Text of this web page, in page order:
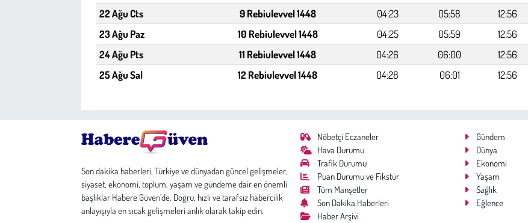
22 Ağu Cts
9 Rebiulevvel 1448 04:23 05:58 12:56
23 Ağu Paz
10 Rebiulevvel 1448 04:25 05:59 12:56
24 Ağu Pts
11 Rebiulevvel 1448 04:26 06:00 12:56
25 Ağu Sal
12 Rebiulevvel 1448 04:28 06:01 12:56
Son dakika haberleri, Türkiye ve dünyadan güncel gelişmeler;
siyaset, ekonomi, toplum, yaşam ve gündeme dair en önemli
başlıklar Habere Güven’de. Doğru, hızlı ve tarafsız habercilik
anlayışıyla en sıcak gelişmeleri anlık olarak takip edin.
Nöbetçi Eczaneler
Hava Durumu
Trafik Durumu
Puan Durumu ve Fikstür
Tüm Manşetler
Son Dakika Haberleri
Haber Arşivi
Gündem
Dünya
Ekonomi
Yaşam
Sağlık
Eğlence